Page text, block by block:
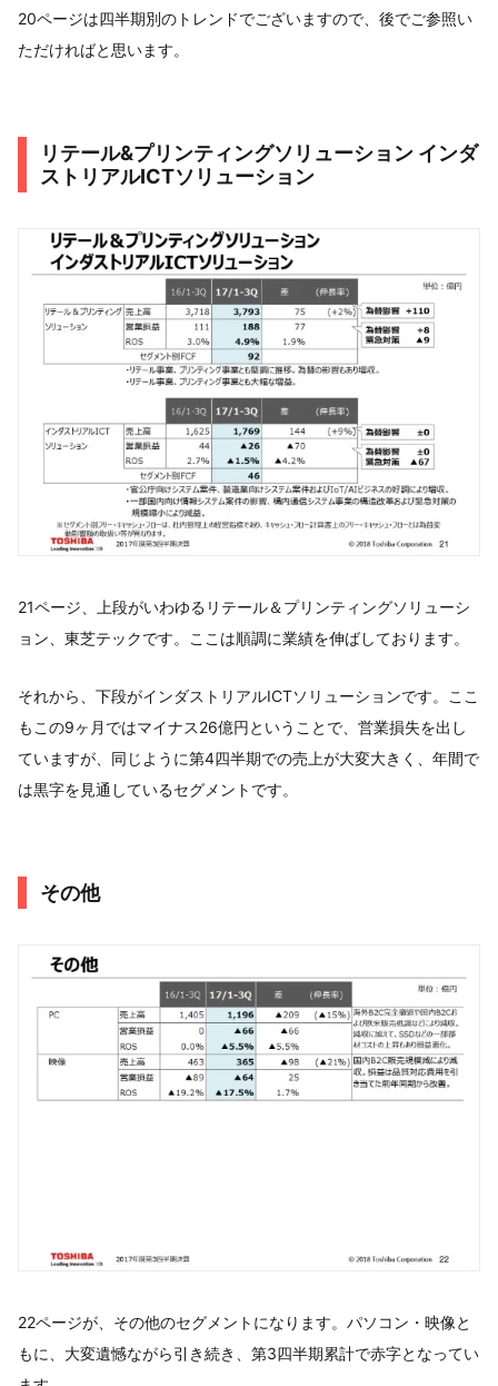
20ページは四半期別のトレンドでございますので、後でご参照い
ただければと思います。
リテール&プリンティングソリューション インダ
ストリアルICTソリューション
21ページ、上段がいわゆるリテール＆プリンティングソリューシ
ョン、東芝テックです。ここは順調に業績を伸ばしております。
それから、下段がインダストリアルICTソリューションです。ここ
もこの9ヶ月ではマイナス26億円ということで、営業損失を出し
ていますが、同じように第4四半期での売上が大変大きく、年間で
は黒字を見通しているセグメントです。
その他
22ページが、その他のセグメントになります。パソコン・映像と
もに、大変遺憾ながら引き続き、第3四半期累計で赤字となってい